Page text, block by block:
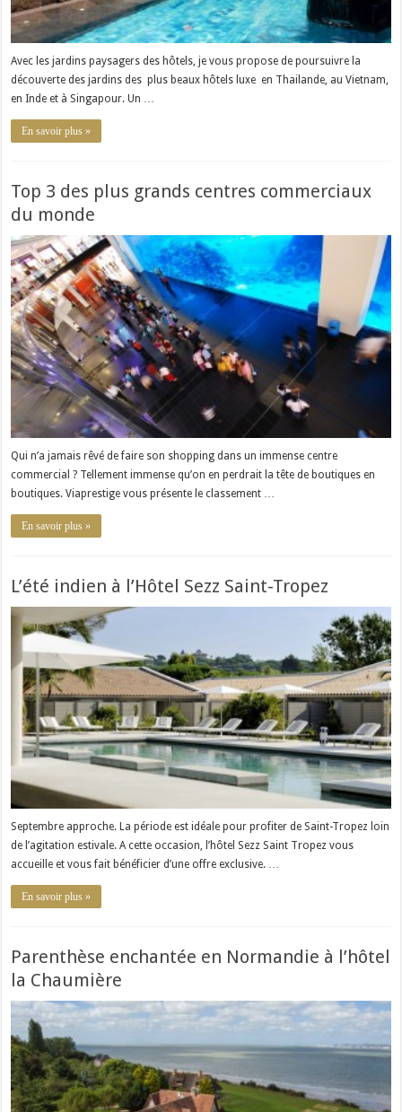
Avec les jardins paysagers des hôtels, je vous propose de poursuivre la
découverte des jardins des plus beaux hôtels luxe en Thailande, au Vietnam,
en Inde et à Singapour. Un …
En savoir plus »
Top 3 des plus grands centres commerciaux
du monde
Qui n’a jamais rêvé de faire son shopping dans un immense centre
commercial ? Tellement immense qu’on en perdrait la tête de boutiques en
boutiques. Viaprestige vous présente le classement …
En savoir plus »
L’été indien à l’Hôtel Sezz Saint-Tropez
Septembre approche. La période est idéale pour profiter de Saint-Tropez loin
de l’agitation estivale. A cette occasion, l’hôtel Sezz Saint Tropez vous
accueille et vous fait bénéficier d’une offre exclusive. …
En savoir plus »
Parenthèse enchantée en Normandie à l’hôtel
la Chaumière